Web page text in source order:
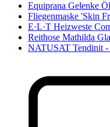
Equiprana Gelenke Öl
Fliegenmaske 'Skin
E·L·T Heizweste
Reithose Mathilda
NATUSAT Tendinit -